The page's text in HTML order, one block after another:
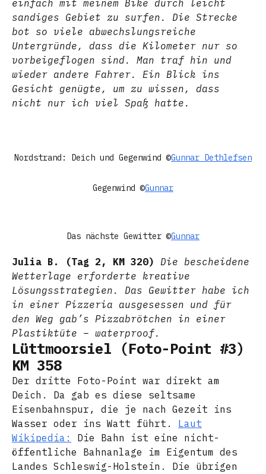
einfach mit meinem Bike durch leicht
sandiges Gebiet zu surfen. Die Strecke
bot so viele abwechslungsreiche
Untergründe, dass die Kilometer nur so
vorbeigeflogen sind. Man traf hin und
wieder andere Fahrer. Ein Blick ins
Gesicht genügte, um zu wissen, dass
nicht nur ich viel Spaß hatte.
Nordstrand: Deich und Gegenwind ©Gunnar Dethlefsen
Gegenwind ©Gunnar
Das nächste Gewitter ©Gunnar
Julia B. (Tag 2, KM 320)
Die bescheidene
Wetterlage erforderte kreative
Lösungsstrategien. Das Gewitter habe ich
in einer Pizzeria ausgesessen und für
den Weg gab’s Pizzabrötchen in einer
Plastiktüte – waterproof.
Lüttmoorsiel (Foto-Point #3)
KM 358
Der dritte Foto-Point war direkt am
Deich. Da gab es diese seltsame
Eisenbahnspur, die je nach Gezeit ins
Wasser oder ins Watt führt. Laut
Wikipedia:
Die Bahn ist eine nicht-
öffentliche Bahnanlage im Eigentum des
Landes Schleswig-Holstein. Die übrigen